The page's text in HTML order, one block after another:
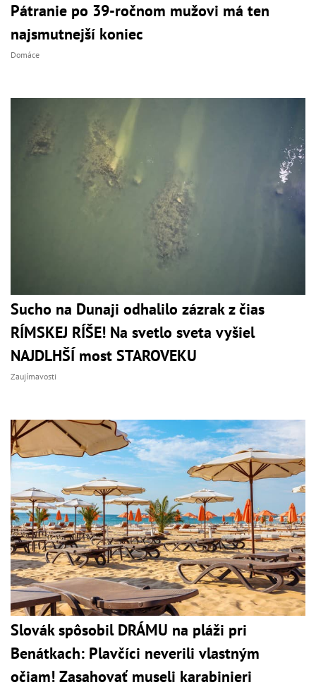
Pátranie po 39-ročnom mužovi má ten
najsmutnejší koniec
Domáce
Sucho na Dunaji odhalilo zázrak z čias
RÍMSKEJ RÍŠE! Na svetlo sveta vyšiel
NAJDLHŠÍ most STAROVEKU
Zaujímavosti
Slovák spôsobil DRÁMU na pláži pri
Benátkach: Plavčíci neverili vlastným
očiam! Zasahovať museli karabinieri